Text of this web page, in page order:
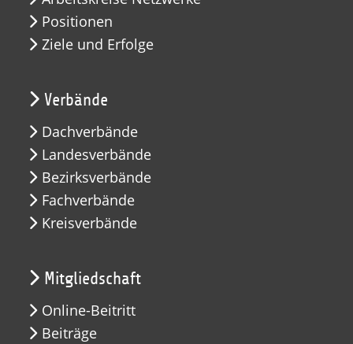
Positionen
Ziele und Erfolge
Verbände
Dachverbände
Landesverbände
Bezirksverbände
Fachverbände
Kreisverbände
Mitgliedschaft
Online-Beitritt
Beiträge